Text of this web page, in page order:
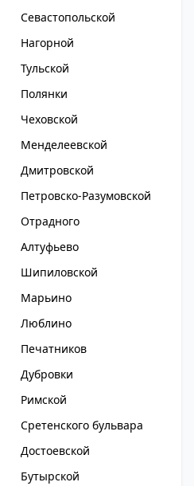
Севастопольской
Нагорной
Тульской
Полянки
Чеховской
Менделеевской
Дмитровской
Петровско-Разумовской
Отрадного
Алтуфьево
Шипиловской
Марьино
Люблино
Печатников
Дубровки
Римской
Сретенского бульвара
Достоевской
Бутырской